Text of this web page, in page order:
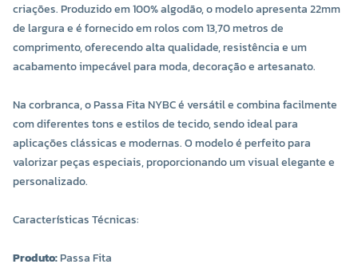
criações. Produzido em 100% algodão, o modelo apresenta 22mm
de largura e é fornecido em rolos com 13,70 metros de
comprimento, oferecendo alta qualidade, resistência e um
acabamento impecável para moda, decoração e artesanato.
Na corbranca, o Passa Fita NYBC é versátil e combina facilmente
com diferentes tons e estilos de tecido, sendo ideal para
aplicações clássicas e modernas. O modelo é perfeito para
valorizar peças especiais, proporcionando um visual elegante e
personalizado.
Características Técnicas:
Produto:Passa Fita